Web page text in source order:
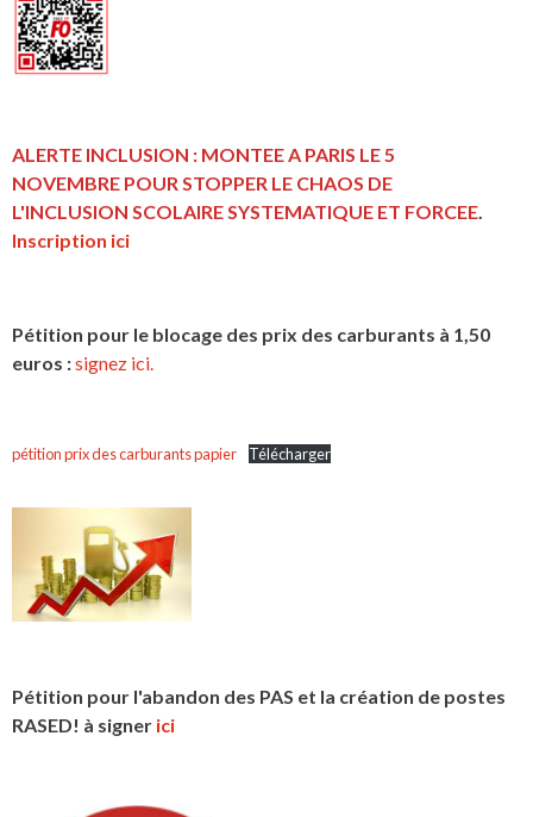
ALERTE INCLUSION : MONTEE A PARIS LE 5
NOVEMBRE POUR STOPPER LE CHAOS DE
L'INCLUSION SCOLAIRE SYSTEMATIQUE ET FORCEE
Inscription ici
Pétition pour le blocage des prix des carburants à 1,50
euros :signez ici.
pétition prix des carburants papier Télécharger
Pétition pour l'abandon des PAS et la création de postes
RASED! à signer ici